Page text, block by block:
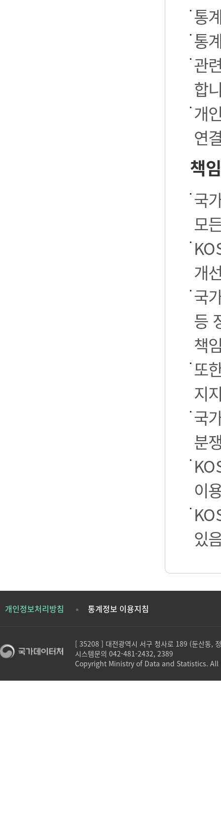
통
통
관
합
개
연
책
국
모
개
국
등
책
또
지
국
분
이
있
개인정보처리방침 통계정보 이용지침
[ 35208 ] 대전광역시 서구 청사로 189 (둔산동,
시스템문의 042-481-2432, 2389
Copyright Ministry of Data and Statistics.